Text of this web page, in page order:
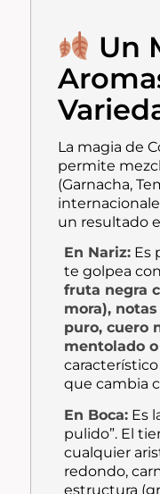
Un
La magia de
permite
(Garnacha,
un resultado
En Nariz: Es
te golpea
fruta negra
mora),
puro, cuero
mentolado
característico
que cambia
En Boca: Es
pulido”. El
cualquier
redondo,
estructura